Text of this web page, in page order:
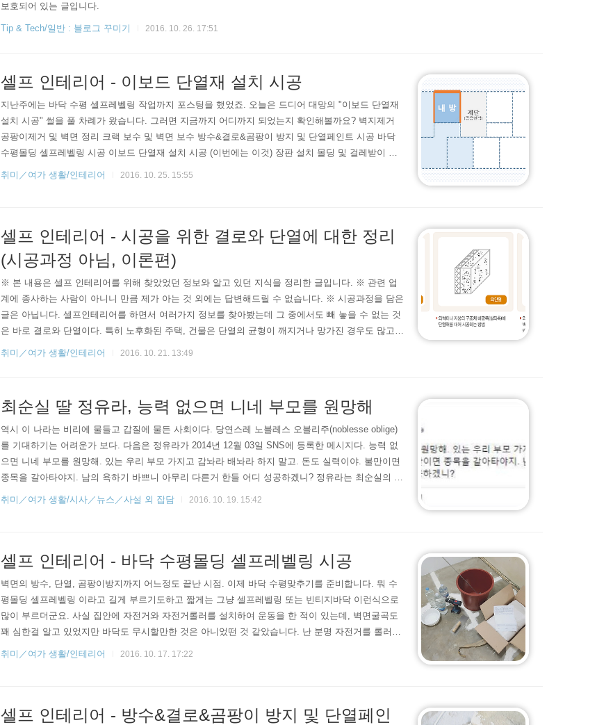
보호되어 있는 글입니다.
Tip & Tech/일반 : 블로그 꾸미기 2016. 10. 26. 17:51
셀프 인테리어 - 이보드 단열재 설치 시공
지난주에는 바닥 수평 셀프레벨링 작업까지 포스팅을 했었죠. 오늘은 드디어 대망의 "이보드 단열재
설치 시공" 썰을 풀 차례가 왔습니다. 그러면 지금까지 어디까지 되었는지 확인해볼까요? 벽지제거
공팡이제거 및 벽면 정리 크랙 보수 및 벽면 보수 방수&결로&곰팡이 방지 및 단열페인트 시공 바닥
수평몰딩 셀프레벨링 시공 이보드 단열재 설치 시공 (이번에는 이것) 장판 설치 몰딩 및 걸레받이 시
공 가구 설치 및 재배치 생전 인테리어 시공 한 번 해본 적 없던 인간이 예정했던 것보다 많은 단계를
취미／여가 생활/인테리어 2016. 10. 25. 15:55
셀프 인테리어 - 시공을 위한 결로와 단열에 대한 정리
(시공과정 아님, 이론편)
※ 본 내용은 셀프 인테리어를 위해 찾았었던 정보와 알고 있던 지식을 정리한 글입니다. ※ 관련 업
계에 종사하는 사람이 아니니 만큼 제가 아는 것 외에는 답변해드릴 수 없습니다. ※ 시공과정을 담은
글은 아닙니다. 셀프인테리어를 하면서 여러가지 정보를 찾아봤는데 그 중에서도 빼 놓을 수 없는 것
은 바로 결로와 단열이다. 특히 노후화된 주택, 건물은 단열의 균형이 깨지거나 망가진 경우도 많고
고려자체가 세밀하게 되지 않거나 단열이 잘 되지 않은 자재로 만들어진 경우가 많기 때문에 더욱 문
취미／여가 생활/인테리어 2016. 10. 21. 13:49
최순실 딸 정유라, 능력 없으면 니네 부모를 원망해
역시 이 나라는 비리에 물들고 갑질에 물든 사회이다. 당연스레 노블레스 오블리주(noblesse oblige)
를 기대하기는 어려운가 보다. 다음은 정유라가 2014년 12월 03일 SNS에 등록한 메시지다. 능력 없
으면 니네 부모를 원망해. 있는 우리 부모 가지고 감놔라 배놔라 하지 말고. 돈도 실력이야. 불만이면
종목을 갈아타야지. 남의 욕하기 바쁘니 아무리 다른거 한들 어디 성공하겠니? 정유라는 최순실의 딸
로 승마 국가대표로 선발 자체가 특혜로 의혹을 받고 있는 인물이며, 동시에 이화여대 특혜 입학으로
취미／여가 생활/시사／뉴스／사설 외 잡담 2016. 10. 19. 15:42
셀프 인테리어 - 바닥 수평몰딩 셀프레벨링 시공
벽면의 방수, 단열, 곰팡이방지까지 어느정도 끝난 시점. 이제 바닥 수평맞추기를 준비합니다. 뭐 수
평몰딩 셀프레벨링 이라고 길게 부르기도하고 짧게는 그냥 셀프레벨링 또는 빈티지바닥 이런식으로
많이 부르더군요. 사실 집안에 자전거와 자전거롤러를 설치하여 운동을 한 적이 있는데, 벽면굴곡도
꽤 심한걸 알고 있었지만 바닥도 무시할만한 것은 아니었떤 것 같았습니다. 난 분명 자전거를 롤러에
완전히 고정시켜 타고 있음에도 불구하고 왜 자전거는 제가 좌회전 할때마냥 좌측으로 기울어진 상
취미／여가 생활/인테리어 2016. 10. 17. 17:22
셀프 인테리어 - 방수&결로&곰팡이 방지 및 단열페인